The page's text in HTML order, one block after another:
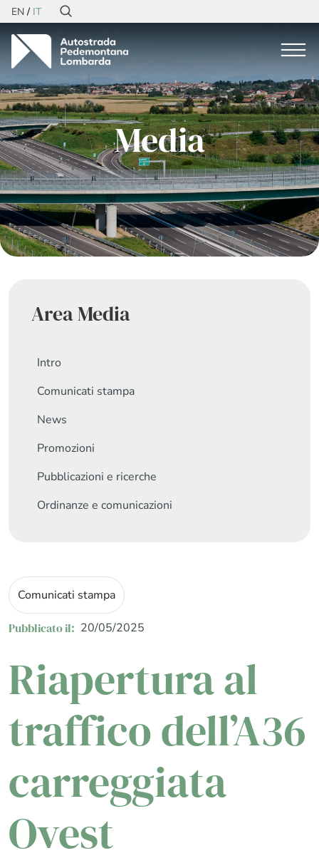
EN IT
Media
Area Media
Intro
Comunicati stampa
News
Promozioni
Pubblicazioni e ricerche
Ordinanze e comunicazioni
Comunicati stampa
Pubblicato il: 20/05/2025
Riapertura al
traffico dell’A36
carreggiata
Ovest